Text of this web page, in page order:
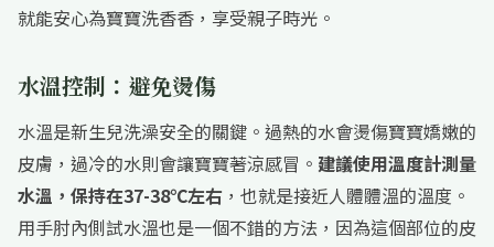
就能安心為寶寶洗香香，享受親子時光。
水溫控制：避免燙傷
水溫是新生兒洗澡安全的關鍵。過熱的水會燙傷寶寶嬌嫩的
皮膚，過冷的水則會讓寶寶著涼感冒。 建議使用溫度計測量
水溫，保持在37-38℃左右 ，也就是接近人體體溫的溫度。
用手肘內側試水溫也是一個不錯的方法，因為這個部位的皮